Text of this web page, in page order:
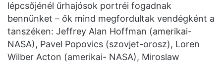
lépcsőjénél űrhajósok portréi fogadnak
bennünket – ők mind megfordultak vendégként a
tanszéken: Jeffrey Alan Hoffman (amerikai-
NASA), Pavel Popovics (szovjet-orosz), Loren
Wilber Acton (amerikai- NASA), Miroslaw